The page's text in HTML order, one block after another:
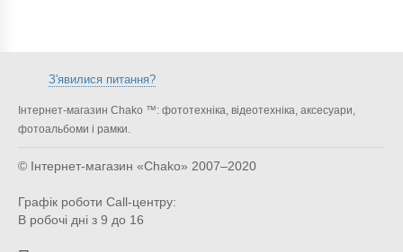
З'явилися питання?
Інтернет-магазин Chako ™: фототехніка, відеотехніка, аксесуари,
фотоальбоми і рамки.
© Інтернет-магазин «Chako» 2007–2020
Графік роботи Call-центру:
В робочі дні з 9 до 16